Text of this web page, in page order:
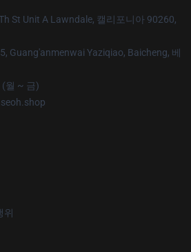
St Unit A Lawndale, 캘리포니아 90260,
Guang'anmenwai Yaziqiao, Baicheng, 베
(월 ~ 금)
위